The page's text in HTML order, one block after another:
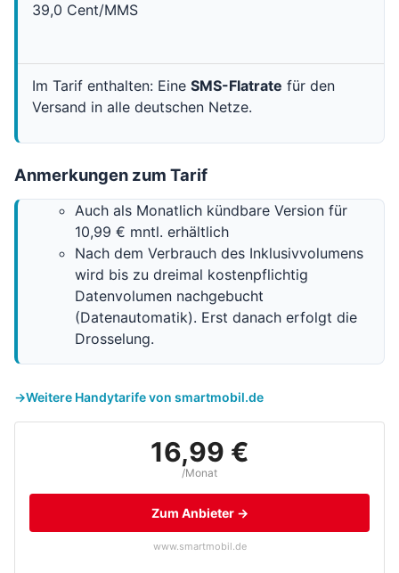
39,0 Cent/MMS
Im Tarif enthalten: Eine SMS-Flatrate für den
Versand in alle deutschen Netze.
Anmerkungen zum Tarif
Auch als Monatlich kündbare Version für
10,99 € mntl. erhältlich
Nach dem Verbrauch des Inklusivvolumens
wird bis zu dreimal kostenpflichtig
Datenvolumen nachgebucht
(Datenautomatik). Erst danach erfolgt die
Drosselung.
Weitere Handytarife von smartmobil.de
16,99 €
/Monat
Zum Anbieter →
www.smartmobil.de